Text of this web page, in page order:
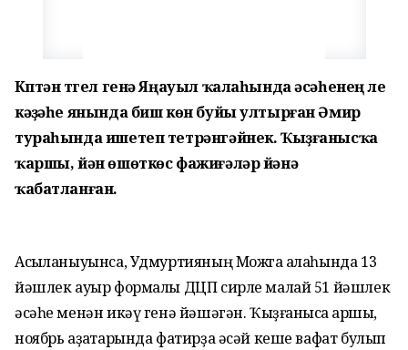
Күптән түгел генә Яңауыл ҡалаһында әсәһенең үле
кәүҙәһе янында биш көн буйы ултырған Әмир
тураһында ишетеп тетрәнгәйнек. Ҡыҙғанысҡа
ҡаршы, йән өшөткөс фажиғәләр йәнә
ҡабатланған.
Асыҡланыуынса, Удмуртияның Можга ҡалаһында 13
йәшлек ауыр формалы ДЦП сирле малай 51 йәшлек
әсәһе менән икәү генә йәшәгән. Ҡыҙғанысҡа ҡаршы,
ноябрь аҙаҡтарында фатирҙа әсәй кеше вафат булып